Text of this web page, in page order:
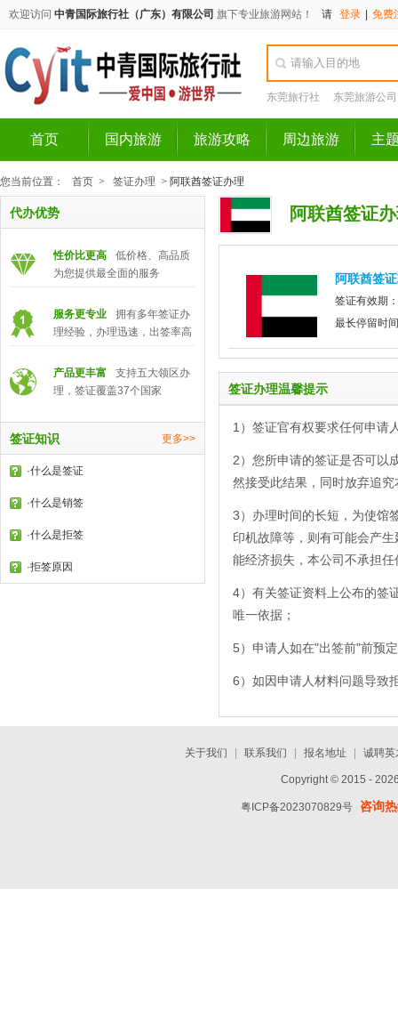
欢迎访问 中青国际旅行社（广东）有限公司 旗下专业旅游网站！ 请 登录 免费
东莞旅行社 东莞旅游公
首页 国内旅游 旅游攻略 周边旅游 主
您当前位置： 首页 > 签证办理 > 阿联酋签证办理
阿联酋签证
阿联酋签
签证有效期
最长停留时
签证办理温馨提示
1）签证官有权要求任何申请
2）您所申请的签证是否可以
然接受此结果，同时放弃追
3）办理时间的长短，为使馆
印机故障等，则有可能会产
能经济损失，本公司不承担
4）有关签证资料上公布的签
唯一依据；
5）申请人如在"出签前"前预
6）如因申请人材料问题导致
代办优势
性价比更高
低价格、高品质
为您提供最全面的服务
服务更专业
拥有多年签证办
理经验，办理迅速，出签率高
产品更丰富
支持五大领区办
理，签证覆盖37个国家
签证知识 更多>>
·什么是签证
·什么是销签
·什么是拒签
·拒签原因
关于我们 联系我们 报名地址 诚聘英
Copyright © 2015 -
粤ICP备2023070829号 咨询